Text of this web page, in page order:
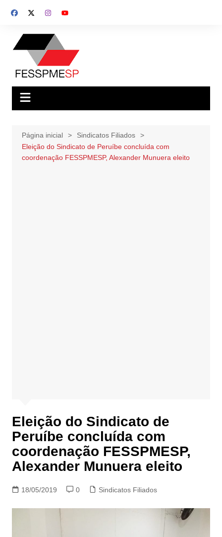
para
conteúdo
Página inicial
Sindicatos Filiados
Eleição do Sindicato de Peruíbe concluída com
coordenação FESSPMESP, Alexander Munuera eleito
Eleição do Sindicato de
Peruíbe concluída com
coordenação FESSPMESP,
Alexander Munuera eleito
18/05/2019 0 Sindicatos Filiados